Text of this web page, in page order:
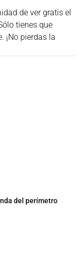
de ver gratis el
tienes que
¡No pierdas la
del perímetro